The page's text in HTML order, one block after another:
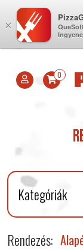
0
Kategóriák
Rendezés:
×